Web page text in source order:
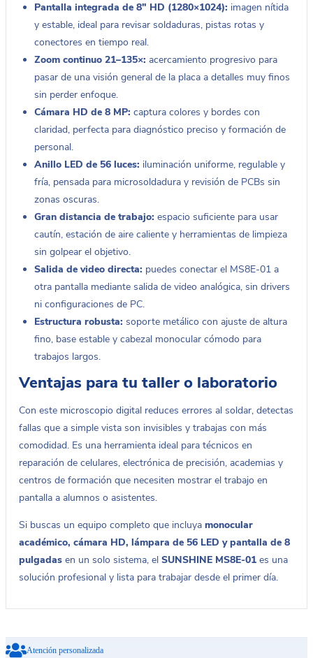
Pantalla integrada de 8″ HD (1280×1024): imagen nítida
y estable, ideal para revisar soldaduras, pistas rotas y
conectores en tiempo real.
Zoom continuo 21–135×: acercamiento progresivo para
pasar de una visión general de la placa a detalles muy finos
sin perder enfoque.
Cámara HD de 8 MP: captura colores y bordes con
claridad, perfecta para diagnóstico preciso y formación de
personal.
Anillo LED de 56 luces: iluminación uniforme, regulable y
fría, pensada para microsoldadura y revisión de PCBs sin
zonas oscuras.
Gran distancia de trabajo: espacio suficiente para usar
cautín, estación de aire caliente y herramientas de limpieza
sin golpear el objetivo.
Salida de video directa: puedes conectar el MS8E-01 a
otra pantalla mediante salida de video analógica, sin drivers
ni configuraciones de PC.
Estructura robusta: soporte metálico con ajuste de altura
fino, base estable y cabezal monocular cómodo para
trabajos largos.
Ventajas para tu taller o laboratorio
Con este microscopio digital reduces errores al soldar, detectas
fallas que a simple vista son invisibles y trabajas con más
comodidad. Es una herramienta ideal para técnicos en
reparación de celulares, electrónica de precisión, academias y
centros de formación que necesiten mostrar el trabajo en
pantalla a alumnos o asistentes.
Si buscas un equipo completo que incluya monocular
académico, cámara HD, lámpara de 56 LED y pantalla de 8
pulgadas en un solo sistema, el SUNSHINE MS8E-01 es una
solución profesional y lista para trabajar desde el primer día.
Atención personalizada